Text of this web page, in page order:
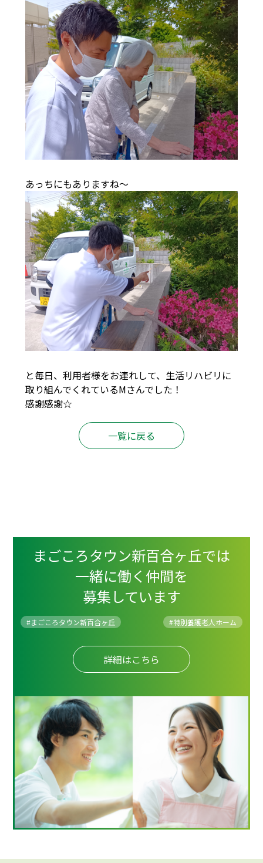
あっちにもありますね～
と毎日、利用者様をお連れして、生活リハビリに
取り組んでくれているMさんでした！
感謝感謝☆
一覧に戻る
まごころタウン新百合ヶ丘では
一緒に働く仲間を
募集しています
#まごころタウン新百合ヶ丘 #特別養護老人ホーム
詳細はこちら